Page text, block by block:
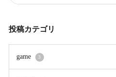
投稿カテゴリ
game 3